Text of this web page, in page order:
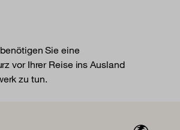
Sie eine
vor Ihrer Reise ins Ausland
zu tun.